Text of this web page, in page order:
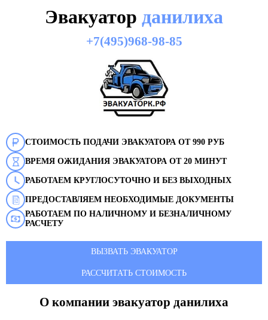
Эвакуатор данилиха
+7(495)968-98-85
СТОИМОСТЬ ПОДАЧИ ЭВАКУАТОРА ОТ 990 РУБ
ВРЕМЯ ОЖИДАНИЯ ЭВАКУАТОРА ОТ 20 МИНУТ
РАБОТАЕМ КРУГЛОСУТОЧНО И БЕЗ ВЫХОДНЫХ
ПРЕДОСТАВЛЯЕМ НЕОБХОДИМЫЕ ДОКУМЕНТЫ
РАБОТАЕМ ПО НАЛИЧНОМУ И БЕЗНАЛИЧНОМУ
РАСЧЕТУ
ВЫЗВАТЬ ЭВАКУАТОР
РАССЧИТАТЬ СТОИМОСТЬ
О компании эвакуатор данилиха